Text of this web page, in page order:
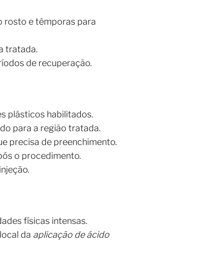
rosto e têmporas para
tratada.
de recuperação.
plásticos habilitados.
para a região tratada.
precisa de preenchimento.
o procedimento.
físicas intensas.
da aplicação de ácido